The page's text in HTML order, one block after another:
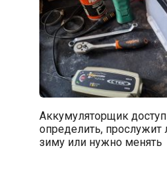
Аккумуляторщик
определить, прослужит
зиму или нужно менять